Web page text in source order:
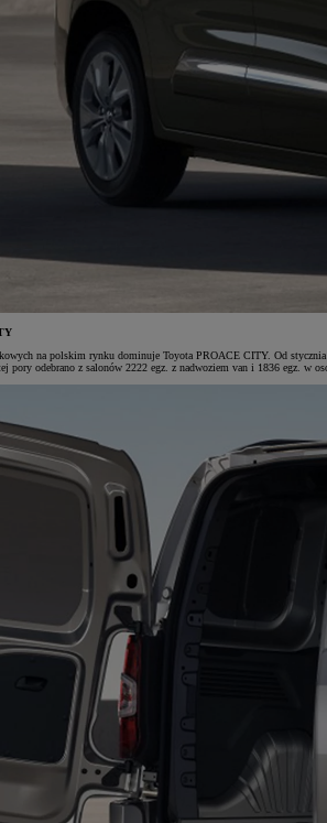
na polskim rynku dominuje Toyota PROACE CITY. Od
odebrano z salonów 2222 egz. z nadwoziem van i 1836 egz. w